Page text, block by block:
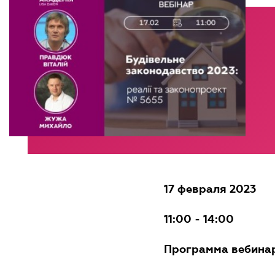
17 февраля 2023
11:00 - 14:00
Программа